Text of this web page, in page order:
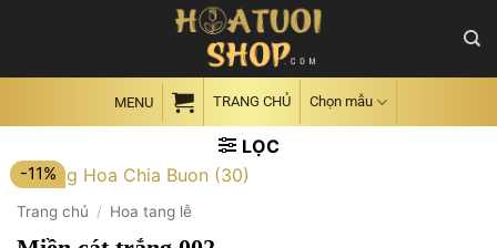
MENU TRANG CHỦ Chọn mẫu
LỌC
-11%
Trang chủ / Hoa tang lễ